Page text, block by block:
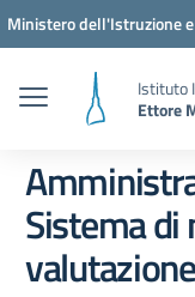
Vai ai contenuti
Vai al menu di
Vai al footer
Ministero dell'Istruzione
Istituto
Ettore
Sistema di